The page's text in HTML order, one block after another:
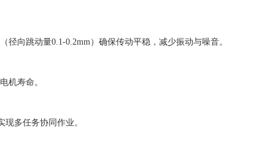
向跳动量0.1-0.2mm）确保传动平稳，减少振动与噪音。
机寿命。
多任务协同作业。